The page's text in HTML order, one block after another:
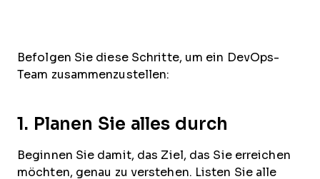
Befolgen Sie diese Schritte, um ein DevOps-
Team zusammenzustellen:
1. Planen Sie alles durch
Beginnen Sie damit, das Ziel, das Sie erreichen
möchten, genau zu verstehen. Listen Sie alle